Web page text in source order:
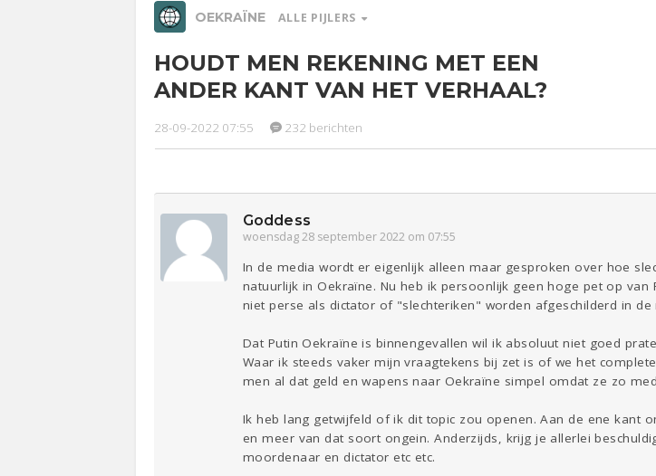
OEKRAÏNE ALLE PIJLERS
Studie
Entertainment
Lijf & Lijn Kinderen Digi Eten
Mode
HOUDT MEN REKENING MET EEN
ANDER KANT VAN HET VERHAAL?
28-09-2022 07:55 232 berichten
Goddess
woensdag 28 september 2022 om 07:55
In de media wordt er eigenlijk alleen maar gesproken over hoe
natuurlijk in Oekraïne. Nu heb ik persoonlijk geen hoge pet op
niet perse als dictator of "slechteriken" worden afgeschilderd in de
Dat Putin Oekraïne is binnengevallen wil ik absoluut niet goed
Waar ik steeds vaker mijn vraagtekens bij zet is of we het
men al dat geld en wapens naar Oekraïne simpel omdat ze zo
Ik heb lang getwijfeld of ik dit topic zou openen. Aan de ene kant
en meer van dat soort ongein. Anderzijds, krijg je allerlei
moordenaar en dictator etc etc.